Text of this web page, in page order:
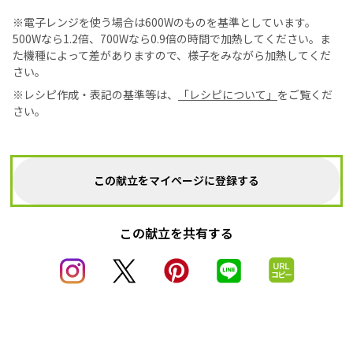
※電子レンジを使う場合は600Wのものを基準としています。
500Wなら1.2倍、700Wなら0.9倍の時間で加熱してください。ま
た機種によって差がありますので、様子をみながら加熱してくだ
さい。
※レシピ作成・表記の基準等は、
「レシピについて」 をご覧くだ
さい。
この献立をマイページに登録する
この献立を共有する